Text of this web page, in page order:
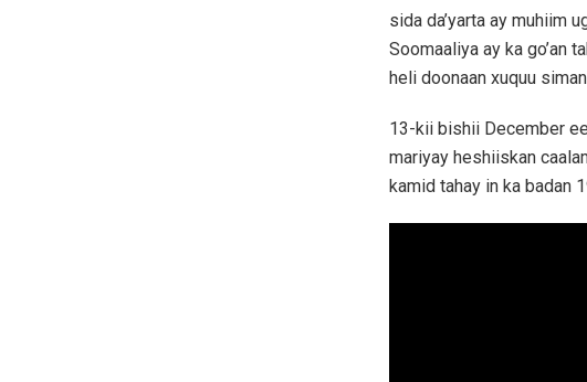
sida da’yarta ay muhiim
Soomaaliya ay ka go’an
heli doonaan xuquu
13-kii bishii December
mariyay heshiiskan
kamid tahay in ka badan